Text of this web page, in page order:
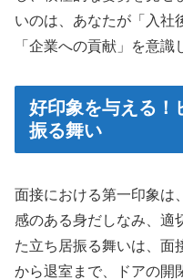
いのは、あなたが「入社
「企業への貢献」を意識
好印象を与える！
振る舞い
面接における第一印象は
感のある身だしなみ、適
た立ち居振る舞いは、面
から退室まで、ドアの開